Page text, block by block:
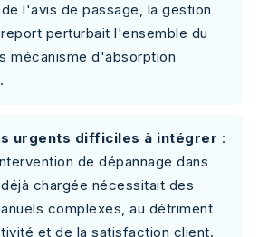
l'avis de passage, la gestion
perturbait l'ensemble du
mécanisme d'absorption
urgents difficiles à intégrer :
de dépannage dans
chargée nécessitait des
complexes, au détriment
et de la satisfaction client.